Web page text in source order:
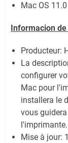
Mac OS
Informacion
Producteur:
La
configurer
Mac pour
installera le
vous
l'imprimante.
Mise à jour: